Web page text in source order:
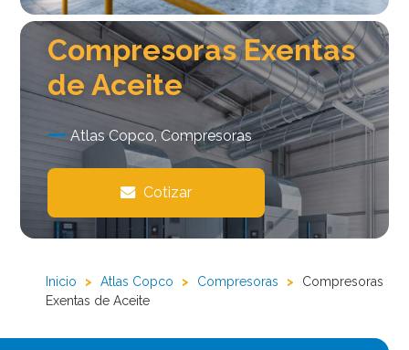
Compresoras Exentas
de Aceite
Atlas Copco, Compresoras
Cotizar
Inicio > Atlas Copco > Compresoras >
Compresoras
Exentas de Aceite